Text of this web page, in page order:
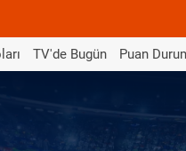
TV'de Bugün Puan